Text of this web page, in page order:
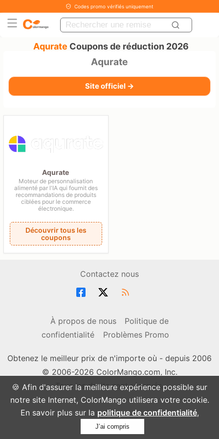
🍪 Afin d'assurer la meilleure expérience possible sur
notre site Internet, ColorMango utilisera votre cookie.
En savoir plus sur la politique de confidentialité,
J’ai compris
Codes promo vérifiés uniquement
Aqurate Coupons de réduction 2026
Aqurate
Site officiel →
Aqurate
Moteur de personnalisation
alimenté par l'IA qui fournit des
recommandations de produits
ciblées pour le commerce
électronique.
Découvrir tous les
coupons
Contactez nous
À propos de nous
Politique de
confidentialité
Problèmes Promo
Obtenez le meilleur prix de n'importe où - depuis 2006
© 2006-2026 ColorMango.com, Inc.
Tous les droits sont réservés.